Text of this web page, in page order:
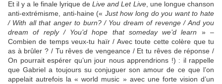
Et il y a le finale lyrique deLive and Let Live, une longue chanson
anti-extrémisme, anti-haine (« Just how long do you want to hate
/ With all that anger to burn? / You dream of revenge / And you
dream of reply / You’d hope that someday we’d learn » –
Combien de temps veux-tu haïr / Avec toute cette colère que tu
as à brûler ? / Tu rêves de vengeance / Et tu rêves de réponse /
On pourrait espérer qu’un jour nous apprendrions !) : il rappelle
queGabriela toujours su conjuguer son amour de ce que l’on
appelait autrefois la « world music » avec une forte vision d’un